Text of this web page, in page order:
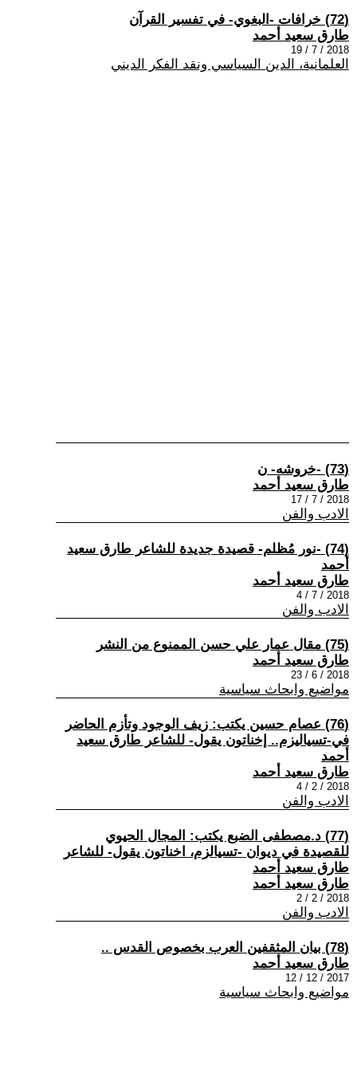
(72) خرافات -البغوي- في تفسير القرآن
طارق سعيد أحمد
2018 / 7 / 19
العلمانية، الدين السياسي ونقد الفكر الديني
(73) -خروشه- ن
طارق سعيد أحمد
2018 / 7 / 17
الادب والفن
(74) -نور مُظلم- قصيدة جديدة للشاعر طارق سعيد
أحمد
طارق سعيد أحمد
2018 / 7 / 4
الادب والفن
(75) مقال عمار علي حسن الممنوع من النشر
طارق سعيد أحمد
2018 / 6 / 23
مواضيع وابحاث سياسية
(76) عصام حسين يكتب: زيف الوجود وتأزم الحاضر
في-تسياليزم.. إخناتون يقول- للشاعر طارق سعيد
أحمد
طارق سعيد أحمد
2018 / 2 / 4
الادب والفن
(77) د.مصطفى الضبع يكتب: المجال الحيوي
للقصيدة في ديوان -تسيالزم، اخناتون يقول- للشاعر
طارق سعيد أحمد
طارق سعيد أحمد
2018 / 2 / 2
الادب والفن
(78) بيان المثقفين العرب بخصوص القدس ..
طارق سعيد أحمد
2017 / 12 / 12
مواضيع وابحاث سياسية